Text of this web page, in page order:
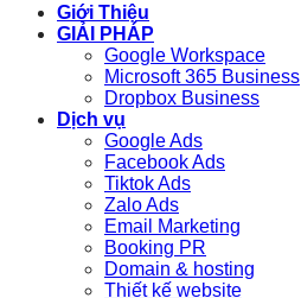
Giới Thiệu
GIẢI PHÁP
Google Workspace
Microsoft 365 Business
Dropbox Business
Dịch vụ
Google Ads
Facebook Ads
Tiktok Ads
Zalo Ads
Email Marketing
Booking PR
Domain & hosting
Thiết kế website